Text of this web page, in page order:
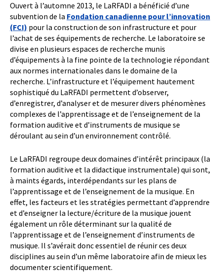
Ouvert à l’automne 2013, le LaRFADI a bénéficié d’une
subvention de la Fondation canadienne pour l’innovation
(FCI) pour la construction de son infrastructure et pour
l’achat de ses équipements de recherche. Le laboratoire se
divise en plusieurs espaces de recherche munis
d’équipements à la fine pointe de la technologie répondant
aux normes internationales dans le domaine de la
recherche. L’infrastructure et l’équipement hautement
sophistiqué du LaRFADI permettent d’observer,
d’enregistrer, d’analyser et de mesurer divers phénomènes
complexes de l’apprentissage et de l’enseignement de la
formation auditive et d’instruments de musique se
déroulant au sein d’un environnement contrôlé.
Le LaRFADI regroupe deux domaines d’intérêt principaux (la
formation auditive et la didactique instrumentale) qui sont,
à maints égards, interdépendants sur les plans de
l’apprentissage et de l’enseignement de la musique. En
effet, les facteurs et les stratégies permettant d’apprendre
et d’enseigner la lecture/écriture de la musique jouent
également un rôle déterminant sur la qualité de
l’apprentissage et de l’enseignement d’instruments de
musique. Il s’avérait donc essentiel de réunir ces deux
disciplines au sein d’un même laboratoire afin de mieux les
documenter scientifiquement.